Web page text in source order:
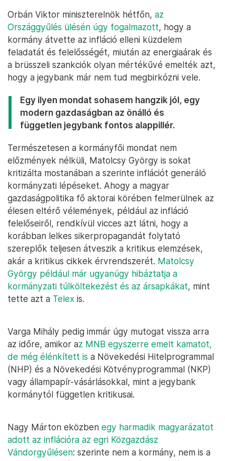
Orbán Viktor miniszterelnök hétfőn, az
Országgyűlés ülésén úgy fogalmazott, hogy a
kormány átvette az infláció elleni küzdelem
feladatát és felelősségét, miután az energiaárak és
a brüsszeli szankciók olyan mértékűvé emelték azt,
hogy a jegybank már nem tud megbirkózni vele.
Egy ilyen mondat sohasem hangzik jól, egy
modern gazdaságban az önálló és
független jegybank fontos alappillér.
Természetesen a kormányfői mondat nem
előzmények nélküli, Matolcsy György is sokat
kritizálta mostanában a szerinte inflációt generáló
kormányzati lépéseket. Ahogy a magyar
gazdaságpolitika fő aktorai körében felmerülnek az
élesen eltérő vélemények, például az infláció
felelőseiről, rendkívül vicces azt látni, hogy a
korábban lelkes sikerpropagandát folytató
szereplők teljesen átveszik a kritikus elemzések,
akár a kritikus cikkek érvrendszerét. Matolcsy
György például már ugyanúgy hibáztatja a
kormányzati túlköltekezést és az ársapkákat, mint
tette azt a Telex is.
Varga Mihály pedig immár úgy mutogat vissza arra
az időre, amikor az MNB egyszerre emelt kamatot,
de még élénkített is a Növekedési Hitelprogrammal
(NHP) és a Növekedési Kötvényprogrammal (NKP)
vagy állampapír-vásárlásokkal, mint a jegybank
kormánytól független kritikusai.
Nagy Márton eközben egy harmadik magyarázatot
adott az inflációra az egri Közgazdász
Vándorgyűlésen: szerinte nem a kormány, nem is a